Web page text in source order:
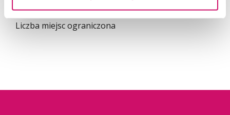
Aplikuj:Career Turn online 2026
Liczba miejsc ograniczona